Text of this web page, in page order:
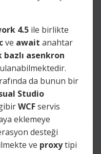
4.5 ile birlikte
ve await anahtar
bazlı asenkron
da bunun bir
Studio
WCFservis
eklemeye
desteği
ve proxytipi